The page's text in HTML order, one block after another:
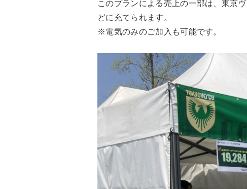
このプランによる売上の一部は、東京
どに充てられます。
※電気のみのご加入も可能です。